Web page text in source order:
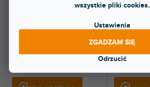
wszystkie pliki cookies.
Ustawienia
Odrzucić
ZGADZAM SIĘ
Dostępny
narzędzi
(10,16 cm).